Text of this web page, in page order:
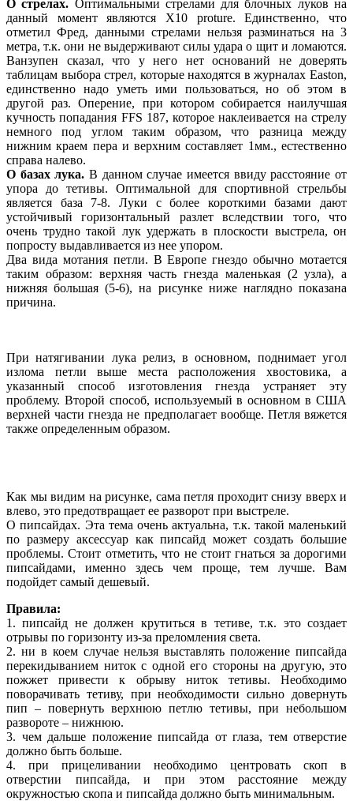
О стрелах. Оптимальными стрелами для блочных луков на
данный момент являются X10 proture. Единственно, что
отметил Фред, данными стрелами нельзя разминаться на 3
метра, т.к. они не выдерживают силы удара о щит и ломаются.
Ванзупен сказал, что у него нет оснований не доверять
таблицам выбора стрел, которые находятся в журналах Easton,
единственно надо уметь ими пользоваться, но об этом в
другой раз. Оперение, при котором собирается наилучшая
кучность попадания FFS 187, которое наклеивается на стрелу
немного под углом таким образом, что разница между
нижним краем пера и верхним составляет 1мм., естественно
справа налево.
О базах лука. В данном случае имеется ввиду расстояние от
упора до тетивы. Оптимальной для спортивной стрельбы
является база 7-8. Луки с более короткими базами дают
устойчивый горизонтальный разлет вследствии того, что
очень трудно такой лук удержать в плоскости выстрела, он
попросту выдавливается из нее упором.
Два вида мотания петли. В Европе гнездо обычно мотается
таким образом: верхняя часть гнезда маленькая (2 узла), а
нижняя большая (5-6), на рисунке ниже наглядно показана
причина.
При натягивании лука релиз, в основном, поднимает угол
излома петли выше места расположения хвостовика, а
указанный способ изготовления гнезда устраняет эту
проблему. Второй способ, используемый в основном в США
верхней части гнезда не предполагает вообще. Петля вяжется
также определенным образом.
Как мы видим на рисунке, сама петля проходит снизу вверх и
влево, это предотвращает ее разворот при выстреле.
О пипсайдах. Эта тема очень актуальна, т.к. такой маленький
по размеру аксессуар как пипсайд может создать большие
проблемы. Стоит отметить, что не стоит гнаться за дорогими
пипсайдами, именно здесь чем проще, тем лучше. Вам
подойдет самый дешевый.
Правила:
1. пипсайд не должен крутиться в тетиве, т.к. это создает
отрывы по горизонту из-за преломления света.
2. ни в коем случае нельзя выставлять положение пипсайда
перекидыванием ниток с одной его стороны на другую, это
пожжет привести к обрыву ниток тетивы. Необходимо
поворачивать тетиву, при необходимости сильно довернуть
пип – повернуть верхнюю петлю тетивы, при небольшом
развороте – нижнюю.
3. чем дальше положение пипсайда от глаза, тем отверстие
должно быть больше.
4. при прицеливании необходимо центровать скоп в
отверстии пипсайда, и при этом расстояние между
окружностью скопа и пипсайда должно быть минимальным.